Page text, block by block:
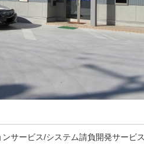
サービス/システム請負開発サービ